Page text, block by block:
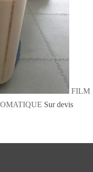
FILM
Sur devis